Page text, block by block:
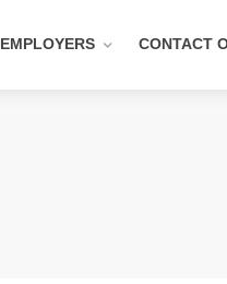
EMPLOYERS CONTACT